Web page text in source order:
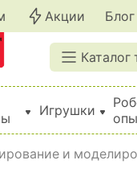
Акции Блог
Каталог
Игрушки
и